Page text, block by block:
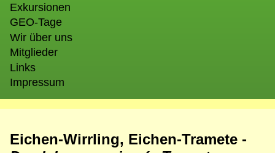
Exkursionen
GEO-Tage
Wir über uns
Mitglieder
Links
Impressum
Eichen-Wirrling, Eichen-Tramete -